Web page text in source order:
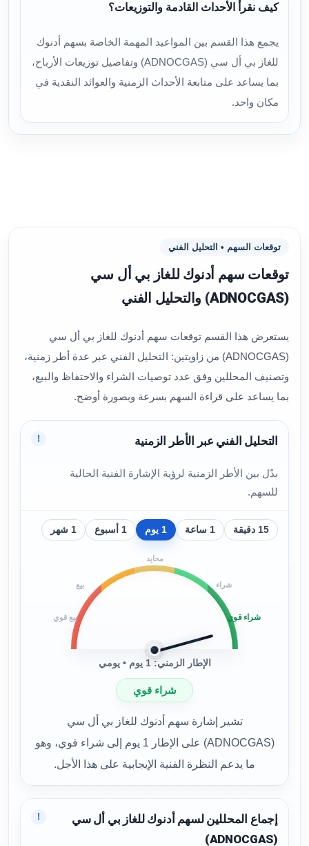
كيف نقرأ الأحداث القادمة والتوزيعات؟
يجمع هذا القسم بين المواعيد المهمة الخاصة بسهم أدنوك
للغاز بي أل سي (ADNOCGAS) وتفاصيل توزيعات الأرباح،
بما يساعد على متابعة الأحداث الزمنية والعوائد النقدية في
مكان واحد.
توقعات السهم • التحليل الفني
توقعات سهم أدنوك للغاز بي أل سي
(ADNOCGAS) والتحليل الفني
يستعرض هذا القسم توقعات سهم أدنوك للغاز بي أل سي
(ADNOCGAS) من زاويتين: التحليل الفني عبر عدة أطر زمنية،
وتصنيف المحللين وفق عدد توصيات الشراء والاحتفاظ والبيع،
بما يساعد على قراءة السهم بسرعة وبصورة أوضح.
التحليل الفني عبر الأطر الزمنية
بدّل بين الأطر الزمنية لرؤية الإشارة الفنية الحالية
للسهم.
!
15 دقيقة 1 ساعة 1 يوم 1 أسبوع 1 شهر
بيع قوي
بيع
محايد
شراء
شراء قوي
الإطار الزمني: 1 يوم • يومي
شراء قوي
تشير إشارة سهم أدنوك للغاز بي أل سي
(ADNOCGAS) على الإطار 1 يوم إلى شراء قوي، وهو
ما يدعم النظرة الفنية الإيجابية على هذا الأجل.
إجماع المحللين لسهم أدنوك للغاز بي أل سي
(ADNOCGAS)
!